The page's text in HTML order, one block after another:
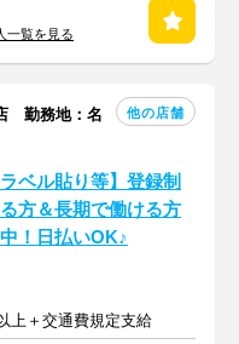
一覧を見る
勤務地：名
他の店舗
ラベル貼り等】登録制
方＆長期で働ける方
！日払いOK♪
上＋交通費規定支給